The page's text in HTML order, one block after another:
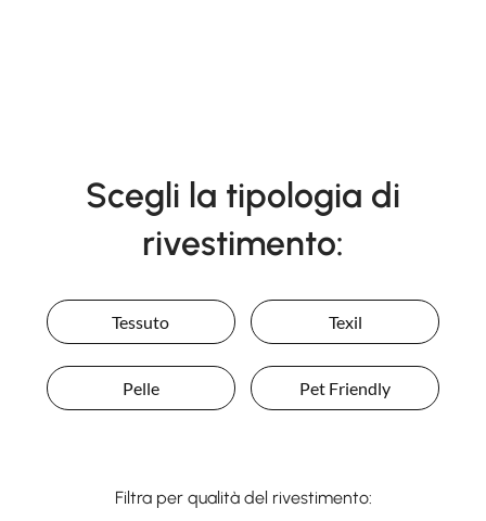
Scegli la tipologia di
rivestimento:
Tessuto Texil
Pelle Pet Friendly
Filtra per qualità del rivestimento: